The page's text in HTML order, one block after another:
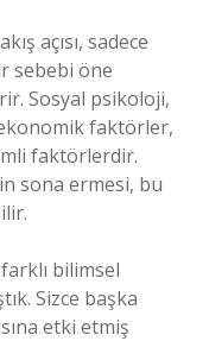
açısı, sadece
sebebi öne
Sosyal psikoloji,
faktörler,
faktörlerdir.
sona ermesi, bu
bilimsel
Sizce başka
etki etmiş